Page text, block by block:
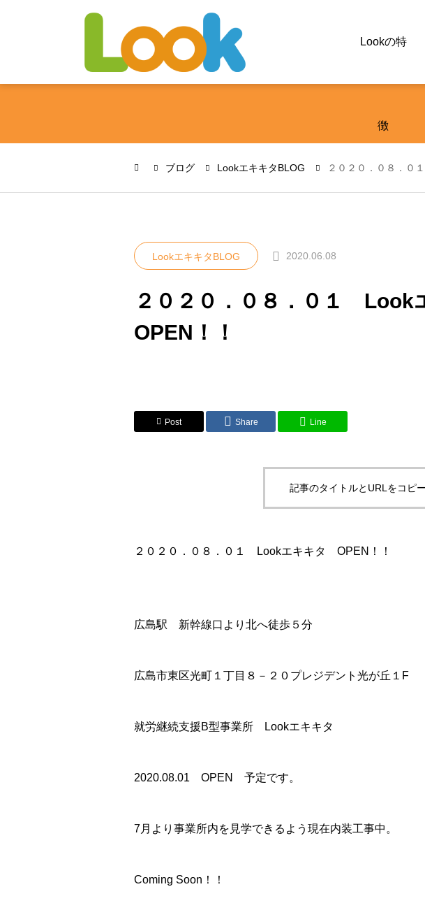
Lookの特
徴
ブログ LookエキキタBLOG ２０２０．０８．０
LookエキキタBLOG 2020.06.08
２０２０．０８．０１
OPEN！！
Post Share Line
記事のタイトルとURLをコピ
２０２０．０８．０１ Lookエキキタ OPEN！！
広島駅 新幹線口より北へ徒歩５分
広島市東区光町１丁目８－２０プレジデント光が丘１F
就労継続支援B型事業所 Lookエキキタ
2020.08.01 OPEN 予定です。
7月より事業所内を見学できるよう現在内装工事中。
Coming Soon！！